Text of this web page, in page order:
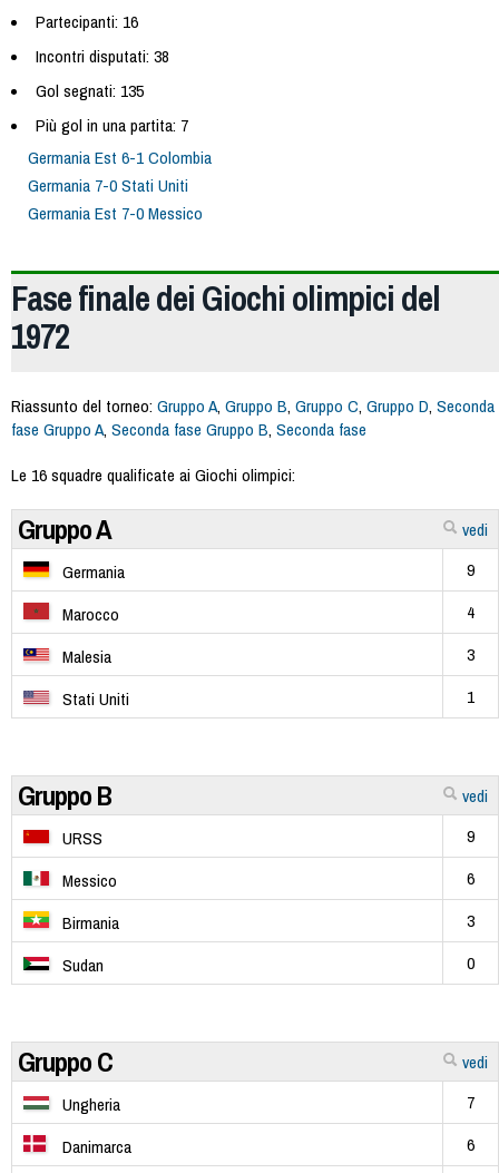
Partecipanti: 16
Incontri disputati: 38
Gol segnati: 135
Più gol in una partita: 7
Germania Est 6-1 Colombia
Germania 7-0 Stati Uniti
Germania Est 7-0 Messico
Fase finale dei Giochi olimpici del
1972
Riassunto del torneo: Gruppo A, Gruppo B, Gruppo C, Gruppo D, Seconda
fase Gruppo A, Seconda fase Gruppo B, Seconda fase
Le 16 squadre qualificate ai Giochi olimpici:
vedi
Gruppo A
Germania
9
Marocco
4
Malesia
3
Stati Uniti
1
vedi
Gruppo B
URSS
9
Messico
6
Birmania
3
Sudan
0
vedi
Gruppo C
Ungheria
7
Danimarca
6